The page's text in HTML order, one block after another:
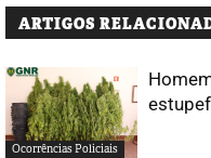
ARTIGOS
Ocorrências Policiais